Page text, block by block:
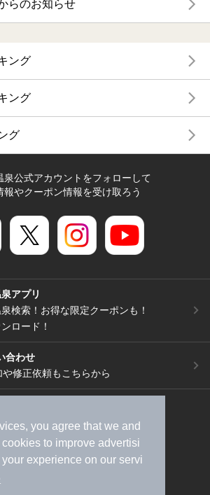
you agree that we and
cookies to improve advertisi
experience on our servi
らのお知らせ
ング
ング
グ
泉公式アカウントをフォローして
報やクーポン情報を受け取ろう
アプリ
検索！お得な限定クーポンも！
ロード！
合わせ
修正依頼もこちらから
（資料請求）
広告出稿のご案内
ライフスタイルMEMBERS+規約
に基づく表記
ヘルプ
採用情報
社